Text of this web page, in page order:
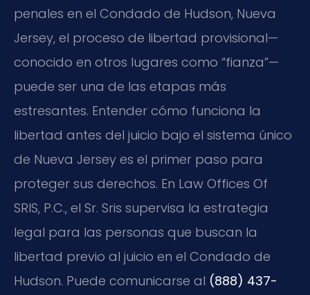
penales en el Condado de Hudson, Nueva
Jersey, el proceso de libertad provisional—
conocido en otros lugares como “fianza”—
puede ser una de las etapas más
estresantes. Entender cómo funciona la
libertad antes del juicio bajo el sistema único
de Nueva Jersey es el primer paso para
proteger sus derechos. En Law Offices Of
SRIS, P.C., el Sr. Sris supervisa la estrategia
legal para las personas que buscan la
libertad previo al juicio en el Condado de
Hudson. Puede comunicarse al (888) 437-